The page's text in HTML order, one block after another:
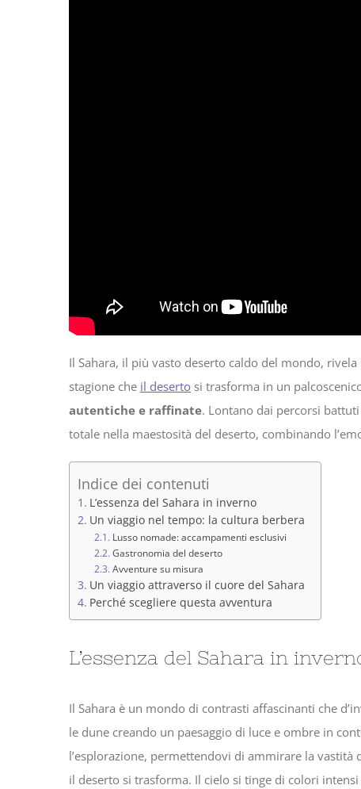
Il Sahara, il più vasto deserto caldo del mondo,
stagione che il deserto si trasforma in un
autentiche e raffinate. Lontano dai percorsi
totale nella maestosità del deserto, combinando
Indice dei contenuti
L’essenza del Sahara in inverno
Un viaggio nel tempo: la cultura berbera
Lusso nomade: accampamenti esclusivi
Gastronomia del deserto
Avventure su misura
Un viaggio attraverso il cuore del Sahara
Perché scegliere questa avventura
L’essenza del Sahara in
Il Sahara è un mondo di contrasti affascinanti che
le dune creando un paesaggio di luce e ombre in
l’esplorazione, permettendovi di ammirare la vastità
il deserto si trasforma. Il cielo si tinge di colori